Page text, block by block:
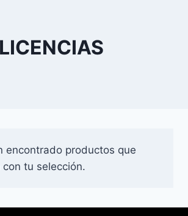
LICENCIAS
encontrado productos que
tu selección.